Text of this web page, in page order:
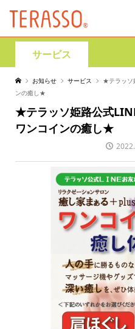
サービス
お知らせ サービス
★テラッソ
ンの癒し★
★テラッソ姫路公式
ワンコインの癒し★